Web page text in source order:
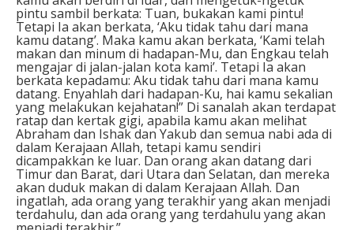
pintu sambil berkata: Tuan, bukakan kami pintu!
Tetapi Ia akan berkata, ‘Aku tidak tahu dari mana
kamu datang’. Maka kamu akan berkata, ‘Kami telah
makan dan minum di hadapan-Mu, dan Engkau telah
mengajar di jalan-jalan kota kami’. Tetapi Ia akan
berkata kepadamu: Aku tidak tahu dari mana kamu
datang. Enyahlah dari hadapan-Ku, hai kamu sekalian
yang melakukan kejahatan!” Di sanalah akan terdapat
ratap dan kertak gigi, apabila kamu akan melihat
Abraham dan Ishak dan Yakub dan semua nabi ada di
dalam Kerajaan Allah, tetapi kamu sendiri
dicampakkan ke luar. Dan orang akan datang dari
Timur dan Barat, dari Utara dan Selatan, dan mereka
akan duduk makan di dalam Kerajaan Allah. Dan
ingatlah, ada orang yang terakhir yang akan menjadi
terdahulu, dan ada orang yang terdahulu yang akan